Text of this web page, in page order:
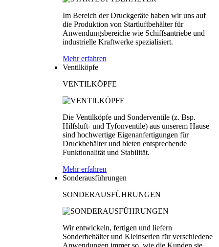
Im Bereich der Druckgeräte haben wir uns auf
die Produktion von Startluftbehälter für
Anwendungsbereiche wie Schiffsantriebe und
industrielle Kraftwerke spezialisiert.
Mehr erfahren
Ventilköpfe
VENTILKÖPFE
Die Ventilköpfe und Sonderventile (z. Bsp.
Hilfsluft- und Tyfonventile) aus unserem Hause
sind hochwertige Eigenanfertigungen für
Druckbehälter und bieten entsprechende
Funktionalität und Stabilität.
Mehr erfahren
Sonderausführungen
SONDERAUSFÜHRUNGEN
Wir entwickeln, fertigen und liefern
Sonderbehälter und Kleinserien für verschiedene
Anwendungen immer so, wie die Kunden sie